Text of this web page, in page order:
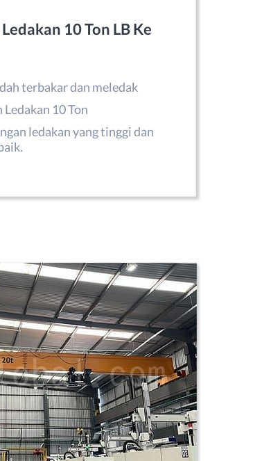
10 Ton LB Ke
terbakar dan meledak
10 Ton
ledakan yang tinggi dan